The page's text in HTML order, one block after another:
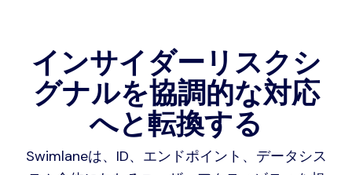
インサイダーリスクシ
グナルを協調的な対応
へと転換する